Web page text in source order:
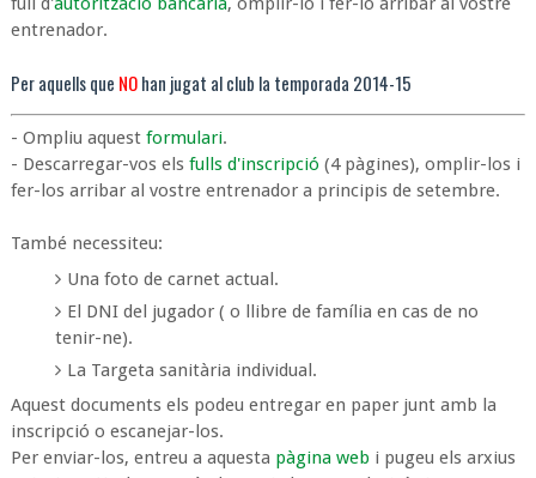
entrenador.
Per aquells que NOhan jugat al club la temporada 2014-15
- Ompliu aquest formulari.
- Descarregar-vos els fulls d'inscripció (4 pàgines), omplir-los i
fer-los arribar al vostre entrenador a principis de setembre.
També necessiteu:
Una foto de carnet actual.
El DNI del jugador ( o llibre de família en cas de no
tenir-ne).
La Targeta sanitària individual.
Aquest documents els podeu entregar en paper junt amb la
inscripció o escanejar-los.
Per enviar-los, entreu a aquesta pàgina web i pugeu els arxius